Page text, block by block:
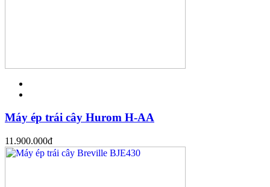
Máy ép trái cây Hurom H-AA
11.900.000đ